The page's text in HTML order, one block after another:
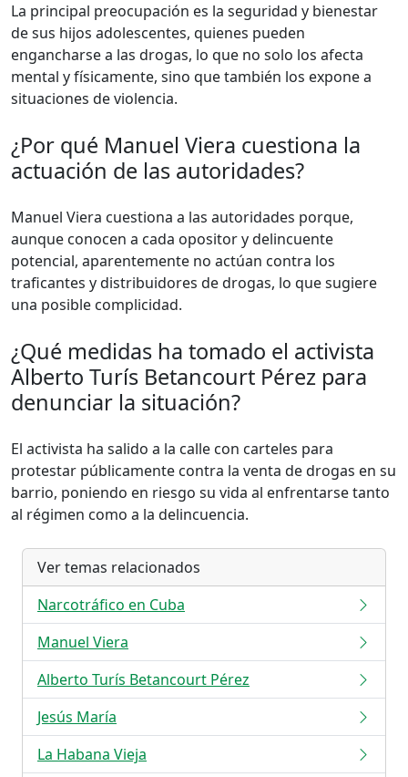
La principal preocupación es la seguridad y bienestar
de sus hijos adolescentes, quienes pueden
engancharse a las drogas, lo que no solo los afecta
mental y físicamente, sino que también los expone a
situaciones de violencia.
¿Por qué Manuel Viera cuestiona la
actuación de las autoridades?
Manuel Viera cuestiona a las autoridades porque,
aunque conocen a cada opositor y delincuente
potencial, aparentemente no actúan contra los
traficantes y distribuidores de drogas, lo que sugiere
una posible complicidad.
¿Qué medidas ha tomado el activista
Alberto Turís Betancourt Pérez para
denunciar la situación?
El activista ha salido a la calle con carteles para
protestar públicamente contra la venta de drogas en su
barrio, poniendo en riesgo su vida al enfrentarse tanto
al régimen como a la delincuencia.
Ver temas relacionados
Narcotráfico en Cuba
Manuel Viera
Alberto Turís Betancourt Pérez
Jesús María
La Habana Vieja